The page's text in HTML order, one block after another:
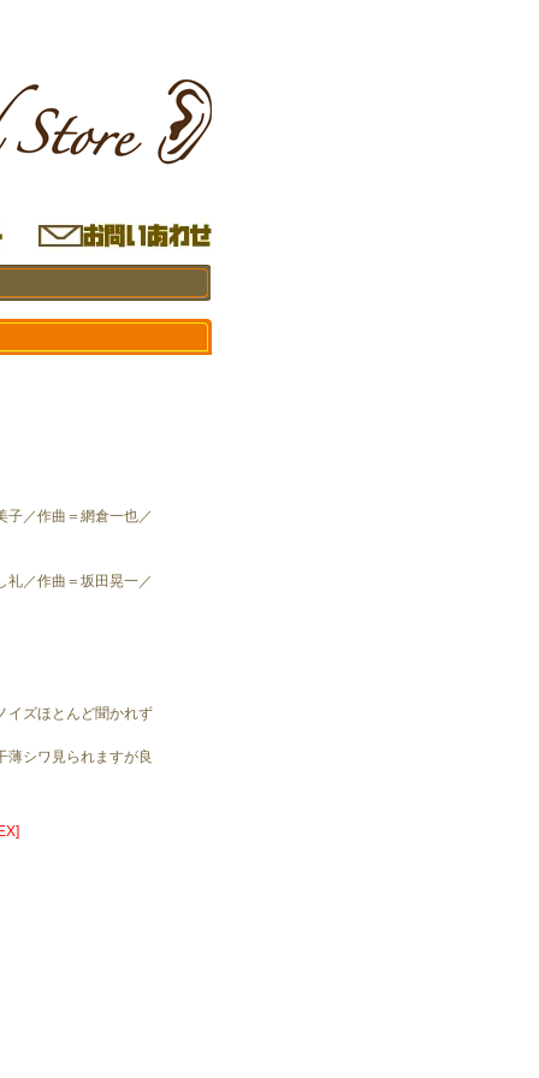
子／作曲＝網倉一也／
礼／作曲＝坂田晃一／
イズほとんど聞かれず
薄シワ見られますが良